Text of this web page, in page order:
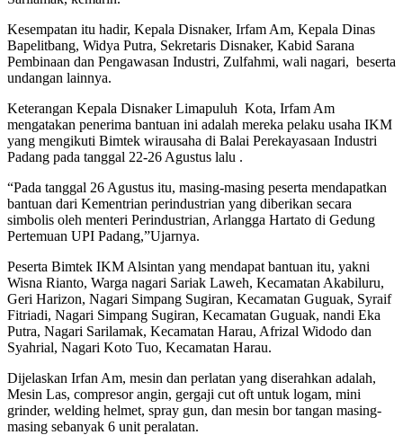
Kesempatan itu hadir, Kepala Disnaker, Irfam Am, Kepala Dinas
Bapelitbang, Widya Putra, Sekretaris Disnaker, Kabid Sarana
Pembinaan dan Pengawasan Industri, Zulfahmi, wali nagari, beserta
undangan lainnya.
Keterangan Kepala Disnaker Limapuluh Kota, Irfam Am
mengatakan penerima bantuan ini adalah mereka pelaku usaha IKM
yang mengikuti Bimtek wirausaha di Balai Perekayasaan Industri
Padang pada tanggal 22-26 Agustus lalu .
“Pada tanggal 26 Agustus itu, masing-masing peserta mendapatkan
bantuan dari Kementrian perindustrian yang diberikan secara
simbolis oleh menteri Perindustrian, Arlangga Hartato di Gedung
Pertemuan UPI Padang,”Ujarnya.
Peserta Bimtek IKM Alsintan yang mendapat bantuan itu, yakni
Wisna Rianto, Warga nagari Sariak Laweh, Kecamatan Akabiluru,
Geri Harizon, Nagari Simpang Sugiran, Kecamatan Guguak, Syraif
Fitriadi, Nagari Simpang Sugiran, Kecamatan Guguak, nandi Eka
Putra, Nagari Sarilamak, Kecamatan Harau, Afrizal Widodo dan
Syahrial, Nagari Koto Tuo, Kecamatan Harau.
Dijelaskan Irfan Am, mesin dan perlatan yang diserahkan adalah,
Mesin Las, compresor angin, gergaji cut oft untuk logam, mini
grinder, welding helmet, spray gun, dan mesin bor tangan masing-
masing sebanyak 6 unit peralatan.